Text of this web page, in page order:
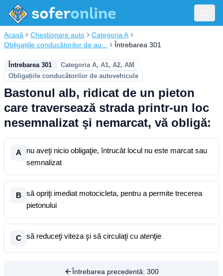
Acasă Chestionare auto
Categoria A
Obligațiile conducătorilor de au...
Întrebarea 301
Întrebarea 301
Categoria A, A1, A2, AM
Obligațiile conducătorilor de autovehicule
Bastonul alb, ridicat de un pieton
care traversează strada printr-un loc
nesemnalizat şi nemarcat, vă obligă:
A
nu aveţi nicio obligaţie, întrucât locul nu este marcat sau
semnalizat
B
să opriţi imediat motocicleta, pentru a permite trecerea
pietonului
C să reduceţi viteza şi să circulaţi cu atenţie
Întrebarea precedentă: 300